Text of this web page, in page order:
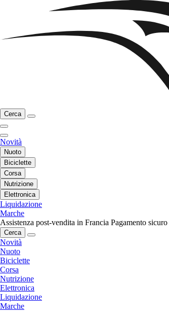
Cerca
Novità
Nuoto
Biciclette
Corsa
Nutrizione
Elettronica
Liquidazione
Marche
Assistenza post-vendita in Francia Pagamento sicuro
Cerca
Novità
Nuoto
Biciclette
Corsa
Nutrizione
Elettronica
Liquidazione
Marche